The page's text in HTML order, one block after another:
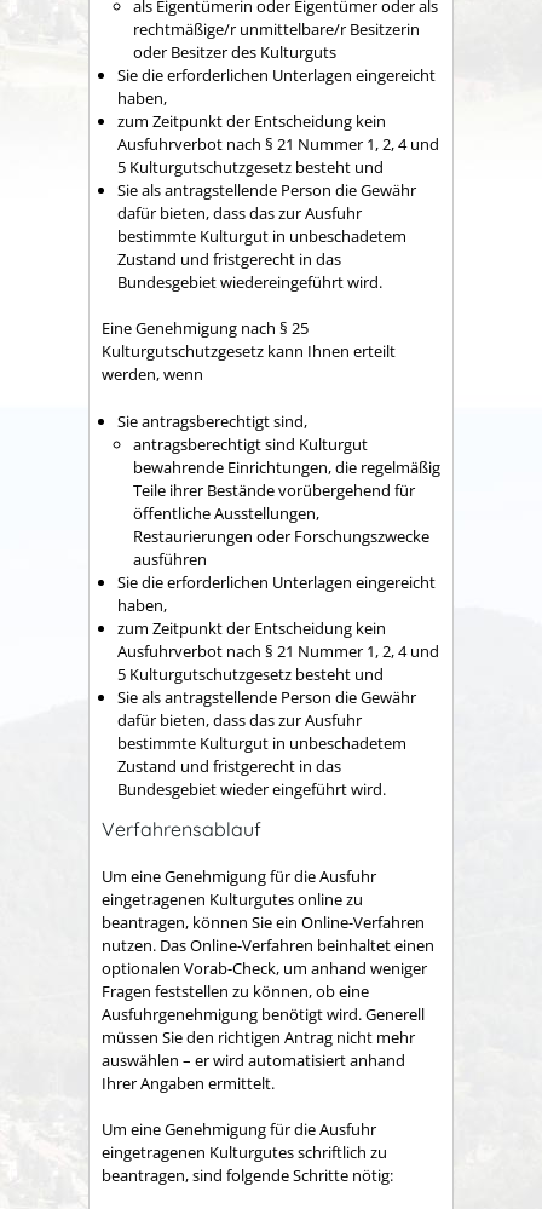
als Eigentümerin oder Eigentümer oder als
rechtmäßige/r unmittelbare/r Besitzerin
oder Besitzer des Kulturguts
Sie die erforderlichen Unterlagen eingereicht
haben,
zum Zeitpunkt der Entscheidung kein
Ausfuhrverbot nach § 21 Nummer 1, 2, 4 und
5 Kulturgutschutzgesetz besteht und
Sie als antragstellende Person die Gewähr
dafür bieten, dass das zur Ausfuhr
bestimmte Kulturgut in unbeschadetem
Zustand und fristgerecht in das
Bundesgebiet wiedereingeführt wird.
Eine Genehmigung nach § 25
Kulturgutschutzgesetz kann Ihnen erteilt
werden, wenn
Sie antragsberechtigt sind,
antragsberechtigt sind Kulturgut
bewahrende Einrichtungen, die regelmäßig
Teile ihrer Bestände vorübergehend für
öffentliche Ausstellungen,
Restaurierungen oder Forschungszwecke
ausführen
Sie die erforderlichen Unterlagen eingereicht
haben,
zum Zeitpunkt der Entscheidung kein
Ausfuhrverbot nach § 21 Nummer 1, 2, 4 und
5 Kulturgutschutzgesetz besteht und
Sie als antragstellende Person die Gewähr
dafür bieten, dass das zur Ausfuhr
bestimmte Kulturgut in unbeschadetem
Zustand und fristgerecht in das
Bundesgebiet wieder eingeführt wird.
Verfahrensablauf
Um eine Genehmigung für die Ausfuhr
eingetragenen Kulturgutes online zu
beantragen, können Sie ein Online-Verfahren
nutzen. Das Online-Verfahren beinhaltet einen
optionalen Vorab-Check, um anhand weniger
Fragen feststellen zu können, ob eine
Ausfuhrgenehmigung benötigt wird. Generell
müssen Sie den richtigen Antrag nicht mehr
auswählen – er wird automatisiert anhand
Ihrer Angaben ermittelt.
Um eine Genehmigung für die Ausfuhr
eingetragenen Kulturgutes schriftlich zu
beantragen, sind folgende Schritte nötig: